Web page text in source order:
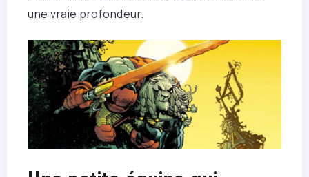
une vraie profondeur.